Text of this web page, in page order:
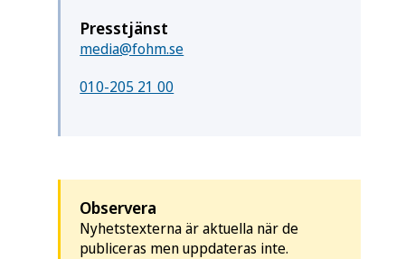
Presstjänst
media@fohm.se
010-205 21 00
Observera
Nyhetstexterna är aktuella när de
publiceras men uppdateras inte.